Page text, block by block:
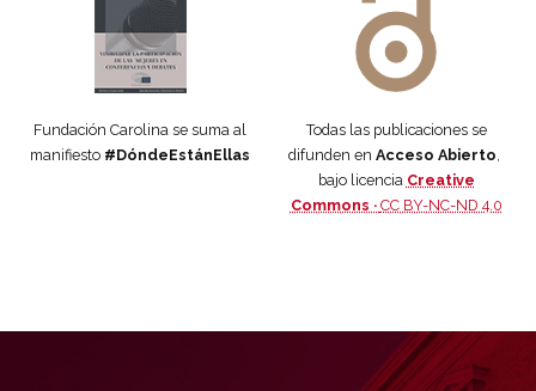
Fundación Carolina se suma al
manifiesto #DóndeEstánEllas
Todas las publicaciones se
difunden en Acceso Abierto,
bajo licencia Creative
Commons · CC BY-NC-ND 4.0